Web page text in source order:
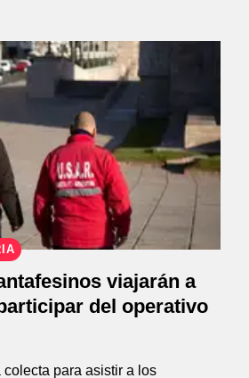
viajarán a
del operativo